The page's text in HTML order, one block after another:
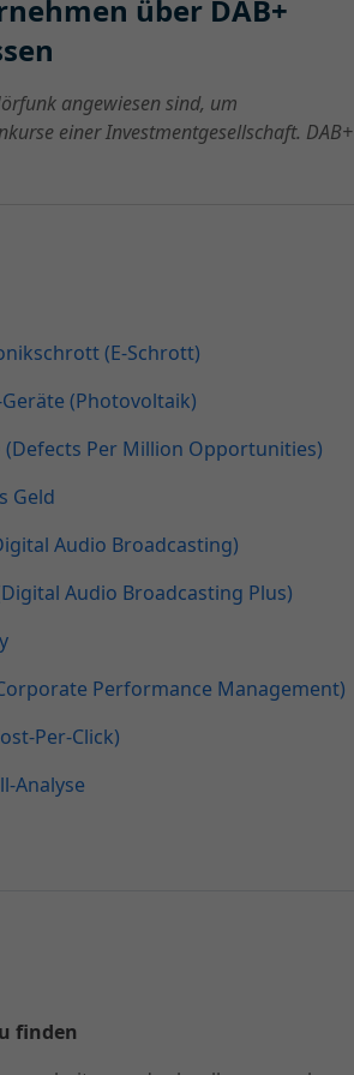
über DAB+
angewiesen sind, um
einer Investmentgesellschaft. DAB+
(E-Schrott)
Geräte (Photovoltaik)
(Defects Per Million Opportunities)
Geld
Audio Broadcasting)
Audio Broadcasting Plus)
Performance Management)
Per-Click)
Analyse
finden